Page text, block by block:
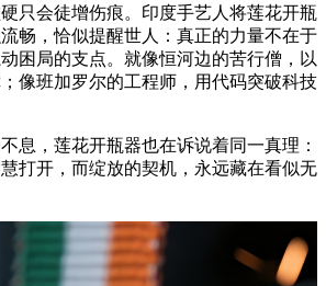
只会徒增伤痕。印度手艺人将莲花开瓶
畅，恰似提醒世人：真正的力量不在于
困局的支点。就像恒河边的苦行僧，以
像班加罗尔的工程师，用代码突破科技
息，莲花开瓶器也在诉说着同一真理：
打开，而绽放的契机，永远藏在看似无